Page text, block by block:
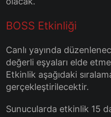
BOSS Etkinliği
Canlı yayında
değerli eşyaları elde
Etkinlik aşağıdaki
gerçekleştirilecektir.
Sunucularda etkinlik 15